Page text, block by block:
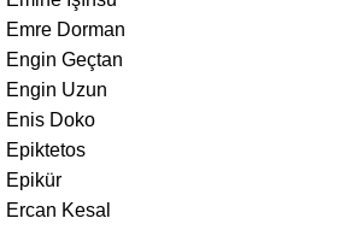
Emre Dorman
Engin Geçtan
Engin Uzun
Enis Doko
Epiktetos
Epikür
Ercan Kesal